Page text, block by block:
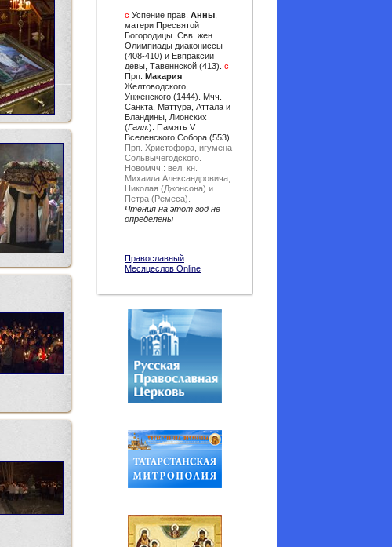
с Успение прав. Анны
матери Пресвятой
Богородицы. Свв. жен
Олимпиады диакониссы
(408-410) и Евпраксии
девы, Тавеннской (413). с
Прп. Макария
Желтоводского,
Унженского (1444). Мчч.
Санкта, Маттура, Аттала и
Бландины, Лионских
(Галл. ). Память V
Вселенского Собора (553).
Прп. Христофора, игумена
Сольвычегодского.
Новомчч.: вел. кн.
Михаила Александровича,
Николая (Джонсона) и
Петра (Ремеса).
Чтения на этот год не
определены
Православный
Месяцеслов Online